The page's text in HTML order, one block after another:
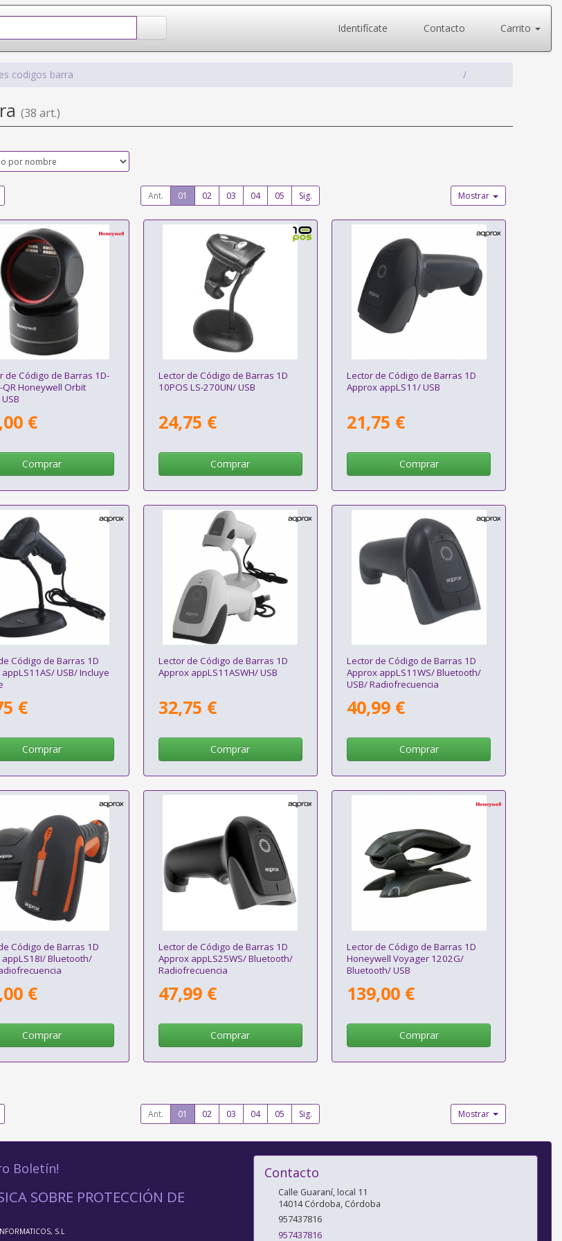
Identifícate Contacto Carrito
codigos barra
(38 art.)
Ant. 01 02 03 04 05 Sig. Mostrar
de Código de Barras 1D-
QR Honeywell Orbit
€
Comprar
Lector de Código de Barras 1D
10POS LS-270UN/ USB
24,75 €
Comprar
Lector de Código de Barras 1D
Approx appLS11/ USB
21,75 €
Comprar
Código de Barras 1D
USB/ Incluye
€
Comprar
Lector de Código de Barras 1D
Approx appLS11ASWH/ USB
32,75 €
Comprar
Lector de Código de Barras 1D
Approx appLS11WS/ Bluetooth/
USB/ Radiofrecuencia
40,99 €
Comprar
Código de Barras 1D
appLS18I/ Bluetooth/
€
Comprar
Lector de Código de Barras 1D
Approx appLS25WS/ Bluetooth/
Radiofrecuencia
47,99 €
Comprar
Lector de Código de Barras 1D
Honeywell Voyager 1202G/
Bluetooth/ USB
139,00 €
Comprar
Ant. 01 02 03 04 05 Sig. Mostrar
Boletín!
SOBRE PROTECCIÓN DE
S.L
Contacto
Calle Guaraní, local 11
14014 Córdoba, Córdoba
957437816
957437816